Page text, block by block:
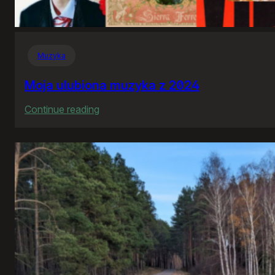
Muzyka
Moja ulubiona muzyka z 2024
Continue reading
ulubiona
muzyka
z
2024